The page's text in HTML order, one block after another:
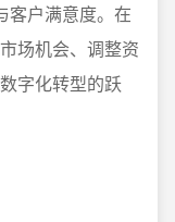
客户满意度。在
场机会、调整资
字化转型的跃